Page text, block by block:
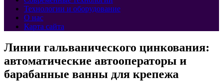
Технологии и оборудование
О нас
Карта сайта
Линии гальванического цинкования:
автоматические автооператоры и
барабанные ванны для крепежа